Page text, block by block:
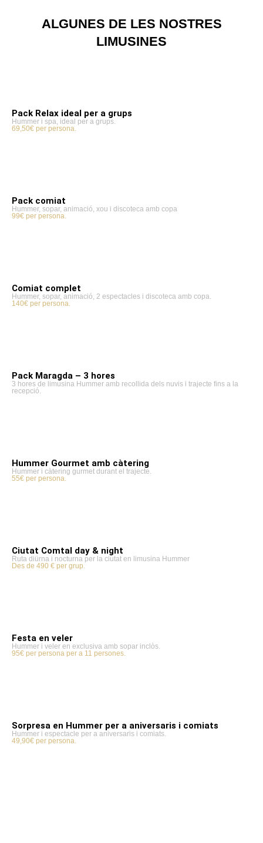
ALGUNES DE LES NOSTRES
LIMUSINES
Pack Relax ideal per a grups
Hummer i spa, ideal per a grups.
69,50€ per persona.
Pack comiat
Hummer, sopar, animació, xou i discoteca amb copa
99€ per persona.
Comiat complet
Hummer, sopar, animació, 2 espectacles i discoteca amb copa.
140€ per persona.
Pack Maragda – 3 hores
3 hores de limusina Hummer amb recollida dels nuvis i trajecte fins a la
recepció.
Hummer Gourmet amb càtering
Hummer i càtering gurmet durant el trajecte.
55€ per persona.
Ciutat Comtal day & night
Ruta diürna i nocturna per la ciutat en limusina Hummer
Des de 490 € per grup.
Festa en veler
Hummer i veler en exclusiva amb sopar inclòs.
95€ per persona per a 11 persones.
Sorpresa en Hummer per a aniversaris i comiats
Hummer i espectacle per a aniversaris i comiats.
49,90€ per persona.